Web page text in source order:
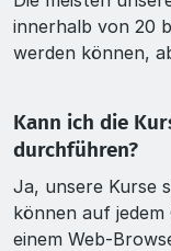
innerhalb von 20
werden können,
Kann ich die
durchführen?
Ja, unsere Kurse
können auf
einem Web-